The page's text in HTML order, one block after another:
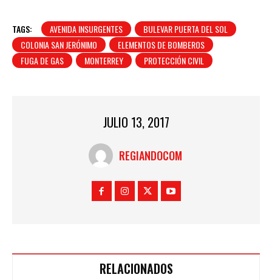
TAGS: AVENIDA INSURGENTES
BULEVAR PUERTA DEL SOL
COLONIA SAN JERÓNIMO
ELEMENTOS DE BOMBEROS
FUGA DE GAS
MONTERREY PROTECCIÓN CIVIL
JULIO 13, 2017
REGIANDOCOM
RELACIONADOS